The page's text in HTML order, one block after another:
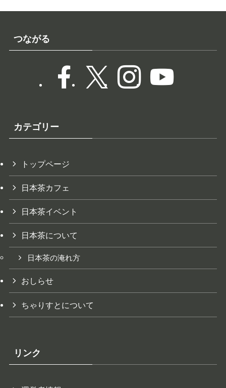
つながる
カテゴリー
トップページ
日本茶カフェ
日本茶イベント
日本茶について
日本茶の淹れ方
おしらせ
ちゃりすとについて
リンク